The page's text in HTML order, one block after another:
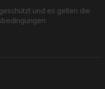
und es gelten die
.